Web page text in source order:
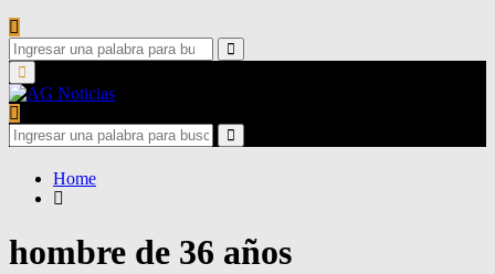
Search
for:
Search
Primary
Menu
Search
for:
Search
Home
hombre de 36 años